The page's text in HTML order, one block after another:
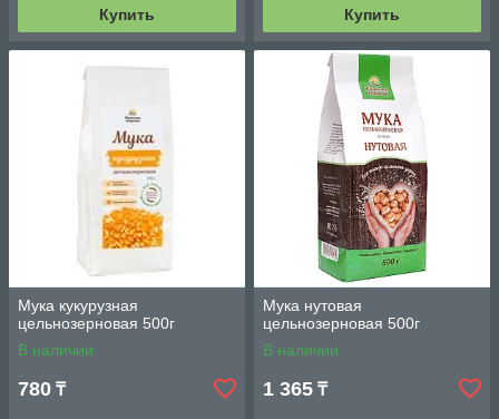
Купить Купить
Мука кукурузная
цельнозерновая 500г
В наличии
780 ₸
Мука нутовая
цельнозерновая 500г
В наличии
1 365 ₸